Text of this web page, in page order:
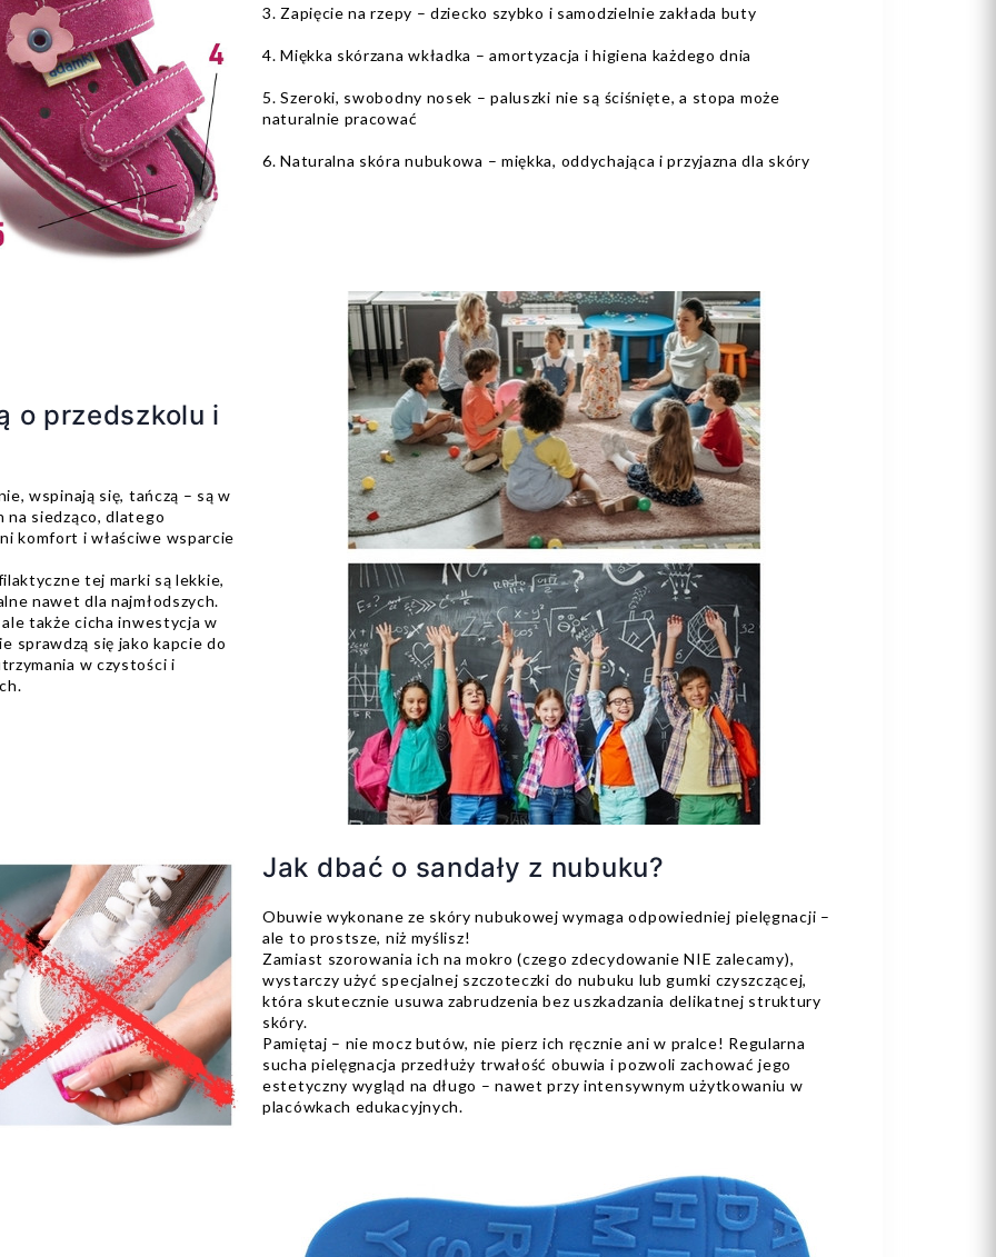
3. Zapięcie na rzepy – dziecko szybko i samodzielnie zakłada buty
4. Miękka skórzana wkładka – amortyzacja i higiena każdego dnia
5. Szeroki, swobodny nosek – paluszki nie są ściśnięte, a stopa może
naturalnie pracować
6. Naturalna skóra nubukowa – miękka, oddychająca i przyjazna dla skóry
o przedszkolu i
wspinają się, tańczą – są w
na siedząco, dlatego
komfort i właściwe wsparcie
tej marki są lekkie,
nawet dla najmłodszych.
także cicha inwestycja w
sprawdzą się jako kapcie do
w czystości i
Jak dbać o sandały z nubuku?
Obuwie wykonane ze skóry nubukowej wymaga odpowiedniej pielęgnacji –
ale to prostsze, niż myślisz!
Zamiast szorowania ich na mokro (czego zdecydowanie NIE zalecamy),
wystarczy użyć specjalnej szczoteczki do nubuku lub gumki czyszczącej,
która skutecznie usuwa zabrudzenia bez uszkadzania delikatnej struktury
skóry.
Pamiętaj – nie mocz butów, nie pierz ich ręcznie ani w pralce! Regularna
sucha pielęgnacja przedłuży trwałość obuwia i pozwoli zachować jego
estetyczny wygląd na długo – nawet przy intensywnym użytkowaniu w
placówkach edukacyjnych.